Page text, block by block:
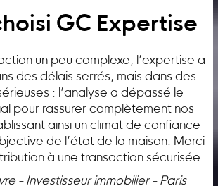
GC Expertise
un peu complexe, l’expertise a
des délais serrés, mais dans des
: l’analyse a dépassé le
pour rassurer complètement nos
ainsi un climat de confiance
de l’état de la maison. Merci
à une transaction sécurisée.
- Investisseur immobilier - Paris